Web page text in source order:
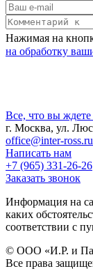
Нажимая на
на обработку
Все, что вы
г. Москва, ул.
office@inter-ross.ru
Написать нам
+7 (965) 331-26-26
Заказать звонок
Информация на
каких
соответствии с
© ООО «И.Р. и
Все права